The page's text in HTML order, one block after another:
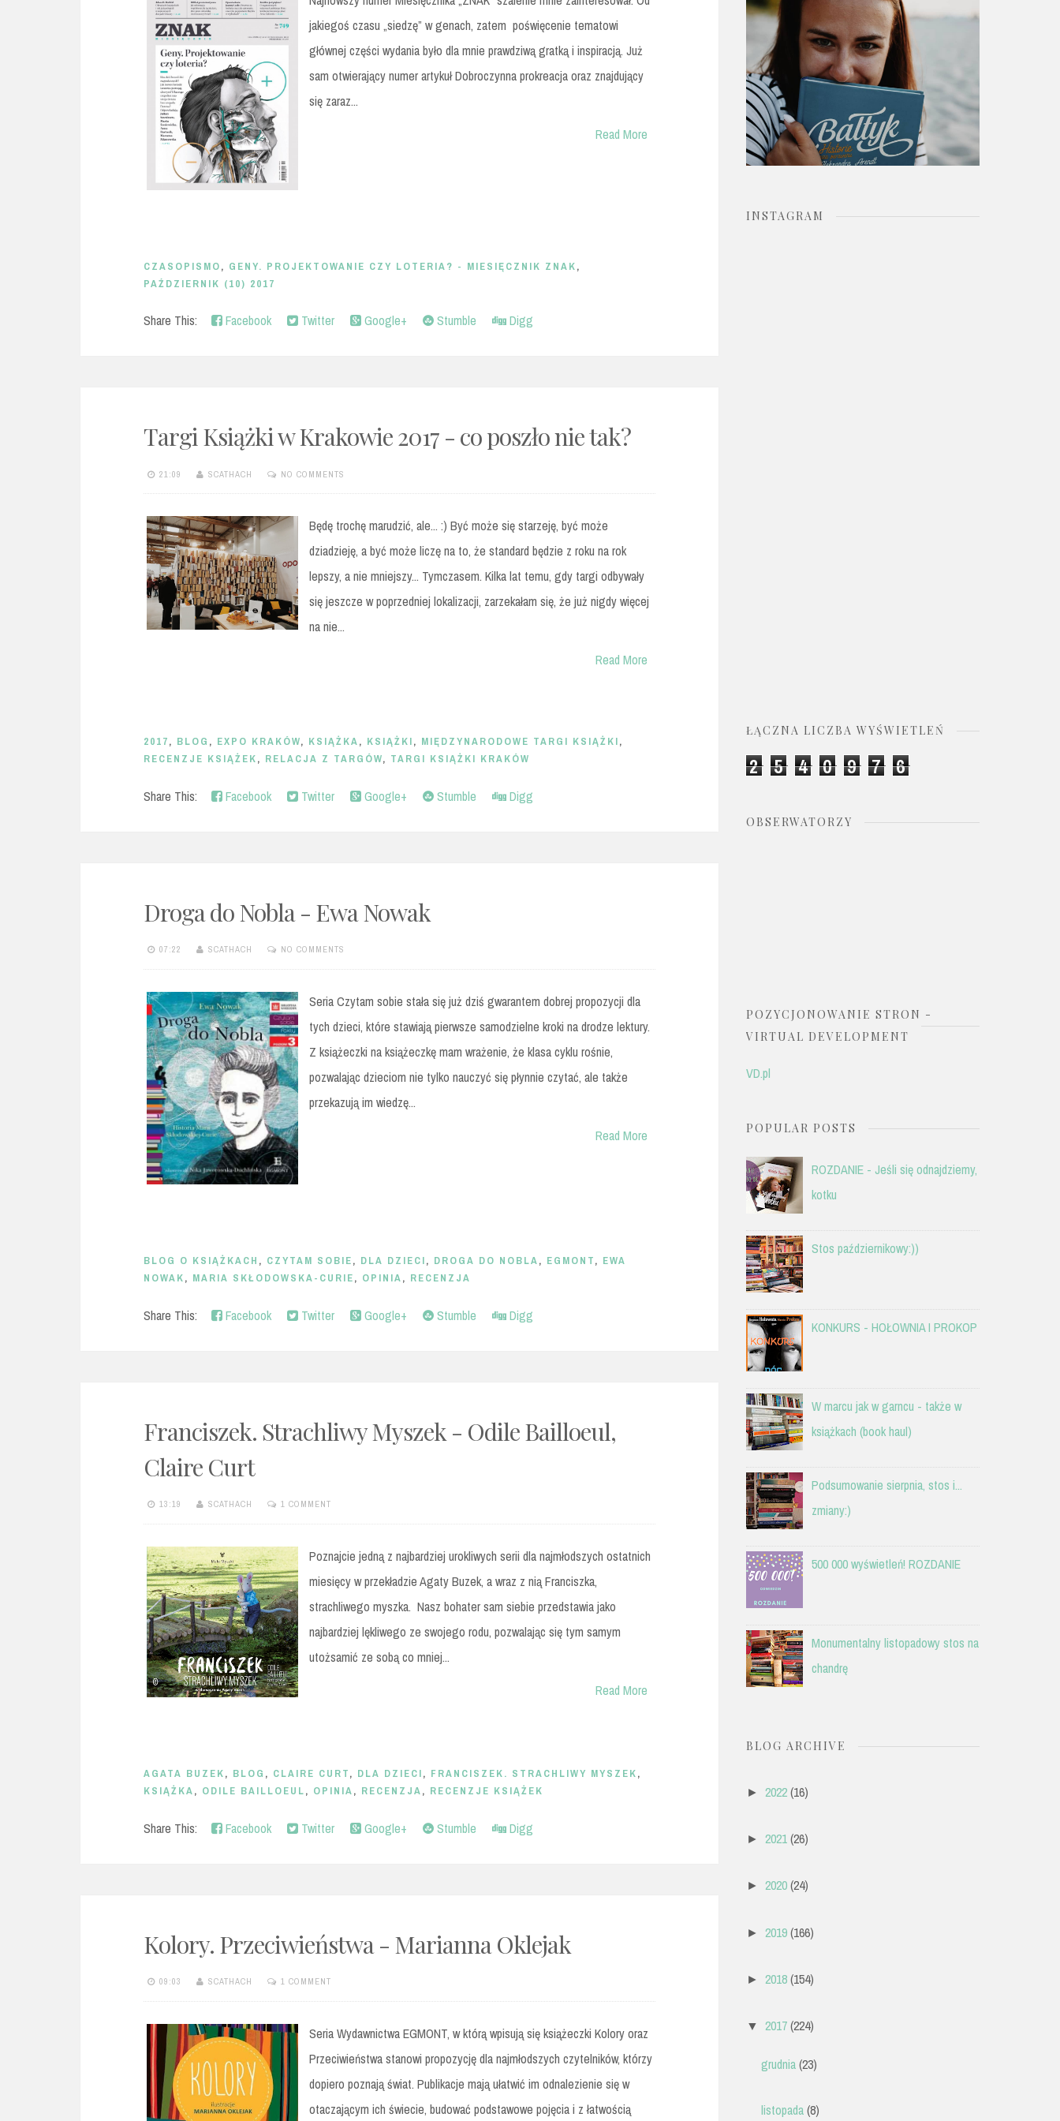
jakiegoś czasu „siedzę” w genach, zatem poświęcenie tematowi
głównej części wydania było dla mnie prawdziwą gratką i inspiracją. Już
sam otwierający numer artykuł Dobroczynna prokreacja oraz znajdujący
się zaraz...
Read More
CZASOPISMO, GENY. PROJEKTOWANIE CZY LOTERIA? - MIESIĘCZNIK ZNAK,
PAŹDZIERNIK (10) 2017
Share This: Facebook Twitter Google+ Stumble Digg
Targi Książki w Krakowie 2017 - co poszło nie tak?
21:09 SCATHACH NO COMMENTS
Będę trochę marudzić, ale... :) Być może się starzeję, być może
dziadzieję, a być może liczę na to, że standard będzie z roku na rok
lepszy, a nie mniejszy... Tymczasem. Kilka lat temu, gdy targi odbywały
się jeszcze w poprzedniej lokalizacji, zarzekałam się, że już nigdy więcej
na nie...
Read More
2017, BLOG , EXPO KRAKÓW, KSIĄŻKA, KSIĄŻKI, MIĘDZYNARODOWE TARGI KSIĄŻKI,
RECENZJE KSIĄŻEK, RELACJA Z TARGÓW, TARGI KSIĄŻKI KRAKÓW
Share This: Facebook Twitter Google+ Stumble Digg
Droga do Nobla - Ewa Nowak
07:22 SCATHACH NO COMMENTS
Seria Czytam sobie stała się już dziś gwarantem dobrej propozycji dla
tych dzieci, które stawiają pierwsze samodzielne kroki na drodze lektury.
Z książeczki na książeczkę mam wrażenie, że klasa cyklu rośnie,
pozwalając dzieciom nie tylko nauczyć się płynnie czytać, ale także
przekazują im wiedzę...
Read More
BLOG O KSIĄŻKACH , CZYTAM SOBIE, DLA DZIECI, DROGA DO NOBLA, EGMONT, EWA
NOWAK, MARIA SKŁODOWSKA-CURIE, OPINIA, RECENZJA
Share This: Facebook Twitter Google+ Stumble Digg
Franciszek. Strachliwy Myszek - Odile Bailloeul,
Claire Curt
13:19 SCATHACH 1 COMMENT
Poznajcie jedną z najbardziej urokliwych serii dla najmłodszych ostatnich
miesięcy w przekładzie Agaty Buzek, a wraz z nią Franciszka,
strachliwego myszka. Nasz bohater sam siebie przedstawia jako
najbardziej lękliwego ze swojego rodu, pozwalając się tym samym
utożsamić ze sobą co mniej...
Read More
AGATA BUZEK, BLOG , CLAIRE CURT, DLA DZIECI, FRANCISZEK. STRACHLIWY MYSZEK,
KSIĄŻKA, ODILE BAILLOEUL, OPINIA, RECENZJA, RECENZJE KSIĄŻEK
Share This: Facebook Twitter Google+ Stumble Digg
Kolory. Przeciwieństwa - Marianna Oklejak
09:03 SCATHACH 1 COMMENT
Seria Wydawnictwa EGMONT, w którą wpisują się książeczki Kolory oraz
Przeciwieństwa stanowi propozycję dla najmłodszych czytelników, którzy
dopiero poznają świat. Publikacje mają ułatwić im odnalezienie się w
otaczającym ich świecie, budować podstawowe pojęcia i z łatwością
o
r
:
INSTAGRAM
ŁĄCZNA LICZBA WYŚWIETLEŃ
2 5 4 0 9 7 6
OBSERWATORZY
POZYCJONOWANIE STRON -
VIRTUAL DEVELOPMENT
VD.pl
POPULAR POSTS
ROZDANIE - Jeśli się odnajdziemy,
kotku
Stos październikowy:))
KONKURS - HOŁOWNIA I PROKOP
W marcu jak w garncu - także w
książkach (book haul)
Podsumowanie sierpnia, stos i...
zmiany:)
500 000 wyświetleń! ROZDANIE
Monumentalny listopadowy stos na
chandrę
BLOG ARCHIVE
► 2022 (16)
► 2021 (26)
► 2020 (24)
► 2019 (166)
► 2018 (154)
▼ 2017 (224)
grudnia(23)
listopada(8)